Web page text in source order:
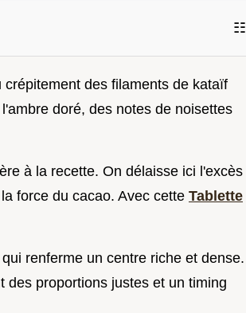
☷
des filaments de kataïf
doré, des notes de noisettes
à la recette. On délaisse ici l'excès
force du cacao. Avec cette Tablette
renferme un centre riche et dense.
des proportions justes et un timing